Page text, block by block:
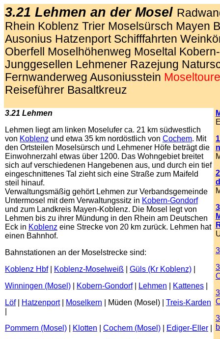
3.21 Lehmen an der Mosel
Rhein Koblenz Trier Moselsürsch Mayen
Ausonius Hatzenport Schifffahrten
Oberfell Moselhöhenweg Moseltal
Junggesellen Lehmener Razejung
Fernwanderweg Ausoniusstein
Reiseführer Basaltkreuz
3.21 Lehmen
Lehmen liegt am linken Moselufer ca. 21 km südwestlich
von Koblenz und etwa 35 km nordöstlich von Cochem. Mit
den Ortsteilen Moselsürsch und Lehmener Höfe beträgt die
Einwohnerzahl etwas über 1200. Das Wohngebiet breitet
sich auf verschiedenen Hangebenen aus, und durch ein tief
eingeschnittenes Tal zieht sich eine Straße zum Maifeld
steil hinauf.
Verwaltungsmäßig gehört Lehmen zur Verbandsgemeinde
Untermosel mit dem Verwaltungssitz in Kobern-Gondorf
und zum Landkreis Mayen-Koblenz. Die Mosel legt von
Lehmen bis zu ihrer Mündung in den Rhein am Deutschen
Eck in Koblenz eine Strecke von 20 km zurück. Lehmen hat
einen Bahnhof.
Bahnstationen an der Moselstrecke sind:
Koblenz Hbf| Koblenz-Moselweiß Güls (Kr Koblenz)
Winningen (Mosel)
Kobern-Gondorf| Lehmen Kattenes
Löf| Hatzenport| Moselkern | Müden (Mosel) | Treis-Karden
Pommern (Mosel)
Klotten Cochem (Mosel) Ediger-Eller